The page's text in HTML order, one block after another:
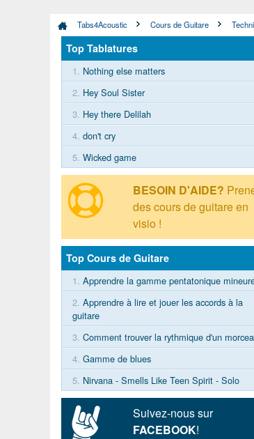
Tabs4Acoustic Cours de Guitare
Top Tablatures
1. Nothing else matters
2. Hey Soul Sister
3. Hey there Delilah
4. don't cry
5. Wicked game
BESOIN D'AIDE?
des cours de guitare en
visio !
Top Cours de Guitare
1. Apprendre la gamme pentatonique
2. Apprendre à lire et jouer les accords à la
guitare
3. Comment trouver la rythmique d'un
4. Gamme de blues
5. Nirvana - Smells Like Teen Spirit - Solo
Suivez-nous sur
FACEBOOK!